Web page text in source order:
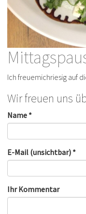
Ich freuemichriesig auf
Wir freuen uns
Name *
E-Mail (unsichtbar) *
Ihr Kommentar